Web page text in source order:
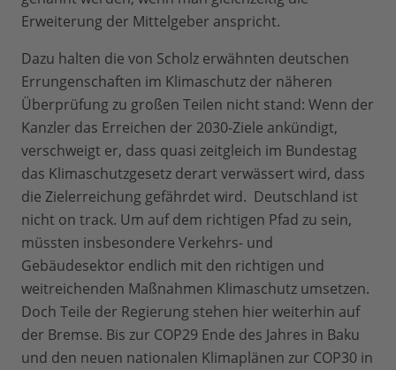
Erweiterung der Mittelgeber anspricht.
Dazu halten die von Scholz erwähnten deutschen
Errungenschaften im Klimaschutz der näheren
Überprüfung zu großen Teilen nicht stand: Wenn der
Kanzler das Erreichen der 2030-Ziele ankündigt,
verschweigt er, dass quasi zeitgleich im Bundestag
das Klimaschutzgesetz derart verwässert wird, dass
die Zielerreichung gefährdet wird. Deutschland ist
nicht on track. Um auf dem richtigen Pfad zu sein,
müssten insbesondere Verkehrs- und
Gebäudesektor endlich mit den richtigen und
weitreichenden Maßnahmen Klimaschutz umsetzen.
Doch Teile der Regierung stehen hier weiterhin auf
der Bremse. Bis zur COP29 Ende des Jahres in Baku
und den neuen nationalen Klimaplänen zur COP30 in